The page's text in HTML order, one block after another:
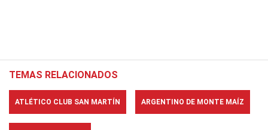
TEMAS RELACIONADOS
ATLÉTICO CLUB SAN MARTÍN ARGENTINO DE MONTE MAÍZ